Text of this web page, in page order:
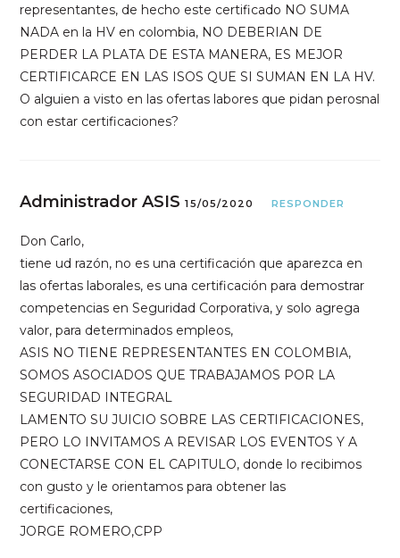
representantes, de hecho este certificado NO SUMA
NADA en la HV en colombia, NO DEBERIAN DE
PERDER LA PLATA DE ESTA MANERA, ES MEJOR
CERTIFICARCE EN LAS ISOS QUE SI SUMAN EN LA HV.
O alguien a visto en las ofertas labores que pidan perosnal
con estar certificaciones?
Administrador ASIS15/05/2020 RESPONDER
Don Carlo,
tiene ud razón, no es una certificación que aparezca en
las ofertas laborales, es una certificación para demostrar
competencias en Seguridad Corporativa, y solo agrega
valor, para determinados empleos,
ASIS NO TIENE REPRESENTANTES EN COLOMBIA,
SOMOS ASOCIADOS QUE TRABAJAMOS POR LA
SEGURIDAD INTEGRAL
LAMENTO SU JUICIO SOBRE LAS CERTIFICACIONES,
PERO LO INVITAMOS A REVISAR LOS EVENTOS Y A
CONECTARSE CON EL CAPITULO, donde lo recibimos
con gusto y le orientamos para obtener las
certificaciones,
JORGE ROMERO,CPP